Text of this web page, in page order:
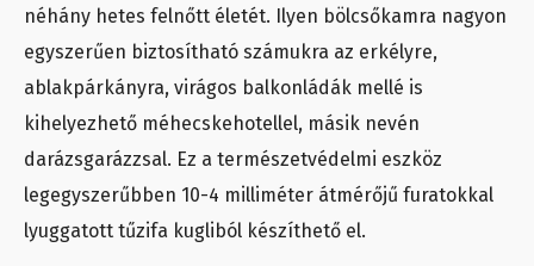
néhány hetes felnőtt életét. Ilyen bölcsőkamra nagyon
egyszerűen biztosítható számukra az erkélyre,
ablakpárkányra, virágos balkonládák mellé is
kihelyezhető méhecskehotellel, másik nevén
darázsgarázzsal. Ez a természetvédelmi eszköz
legegyszerűbben 10-4 milliméter átmérőjű furatokkal
lyuggatott tűzifa kugliból készíthető el.